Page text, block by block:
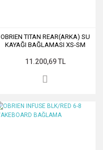
OBRIEN TITAN REAR(ARKA) SU
KAYAĞI BAĞLAMASI XS-SM
11.200,69 TL